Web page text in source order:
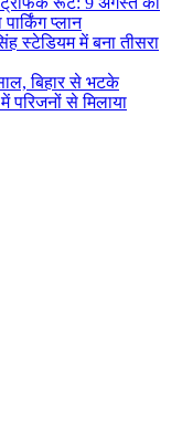
प्लान
स्टेडियम में बना तीसरा
बिहार से भटके
से मिलाया